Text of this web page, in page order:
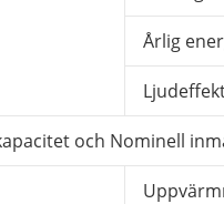
Årlig
och Nominell